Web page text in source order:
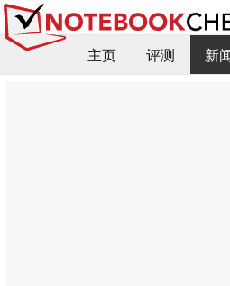
主页 评测
新